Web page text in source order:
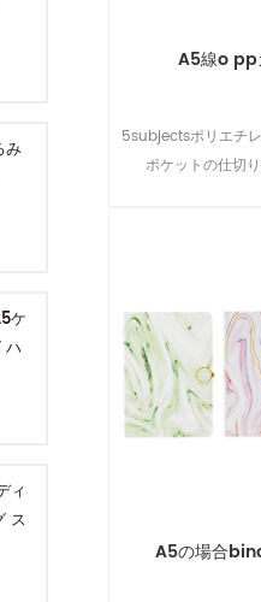
み
ケ
ハ
ィ
ス
A5線o pp
5subjectsポリエチ
ポケットの仕切
A5の場合